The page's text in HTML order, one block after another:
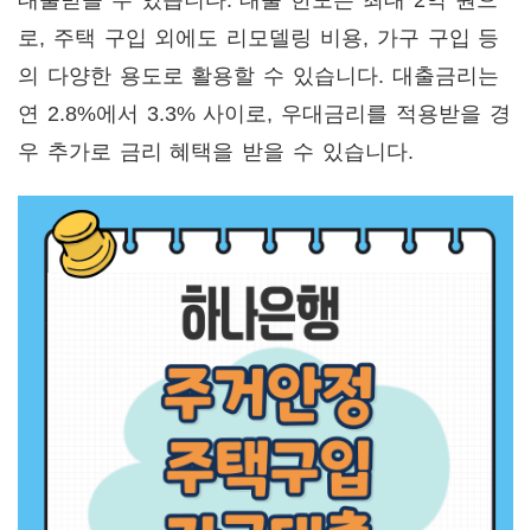
로, 주택 구입 외에도 리모델링 비용, 가구 구입 등
의 다양한 용도로 활용할 수 있습니다. 대출금리는
연 2.8%에서 3.3% 사이로, 우대금리를 적용받을 경
우 추가로 금리 혜택을 받을 수 있습니다.